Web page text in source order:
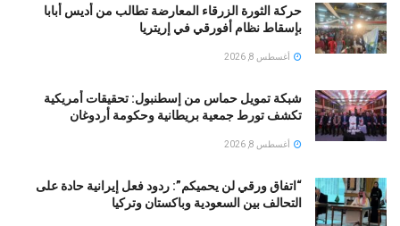
حركة الثورة الزرقاء المعارضة تطالب من أديس أبابا
بإسقاط نظام أفورقي في إريتريا
أغسطس 8, 2026
شبكة تمويل حماس من إسطنبول: تحقيقات أمريكية
تكشف تورط جمعية بريطانية وحكومة أردوغان
أغسطس 8, 2026
“اتفاق ورقي لن يحميكم”: ردود فعل إيرانية حادة على
التحالف بين السعودية وباكستان وتركيا